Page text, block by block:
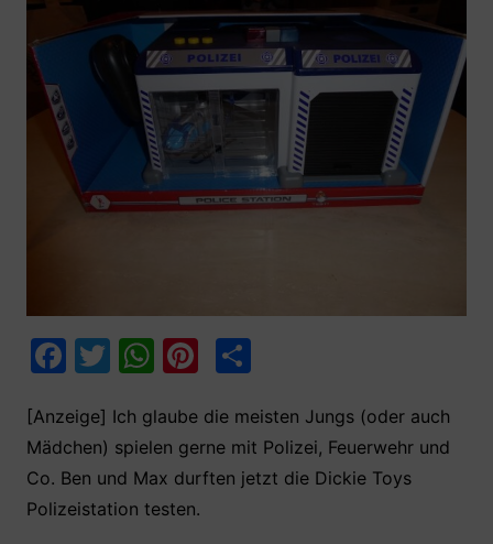
F
c
e
b
T
itt
er
W
at
s
A
Pi
er
e
st
T
le
n
[Anzeige] Ich glaube die meisten Jungs (oder auch
Mädchen) spielen gerne mit Polizei, Feuerwehr und
Co. Ben und Max durften jetzt die Dickie Toys
Polizeistation testen.